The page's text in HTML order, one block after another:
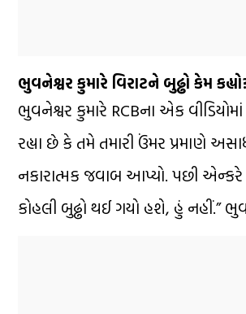
ભુવનેશ્વર કુમારે વિરાટને બુઢ્ઢો કેમ
ભુવનેશ્વર કુમારે RCBના એક
રહ્યા છે કે તમે તમારી ઉંમર પ્રમાણે
નકારાત્મક જવાબ આપ્યો. પછી
કોહલી બુઢ્ઢો થઈ ગયો હશે, હું નહીં.”